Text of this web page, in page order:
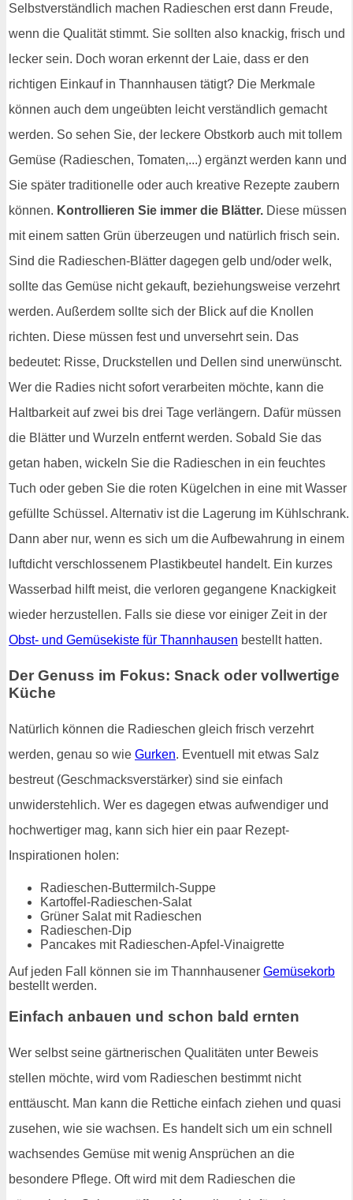
Selbstverständlich machen Radieschen erst dann Freude,
wenn die Qualität stimmt. Sie sollten also knackig, frisch und
lecker sein. Doch woran erkennt der Laie, dass er den
richtigen Einkauf in Thannhausen tätigt? Die Merkmale
können auch dem ungeübten leicht verständlich gemacht
werden. So sehen Sie, der leckere Obstkorb auch mit tollem
Gemüse (Radieschen, Tomaten,...) ergänzt werden kann und
Sie später traditionelle oder auch kreative Rezepte zaubern
können. Kontrollieren Sie immer die Blätter. Diese müssen
mit einem satten Grün überzeugen und natürlich frisch sein.
Sind die Radieschen-Blätter dagegen gelb und/oder welk,
sollte das Gemüse nicht gekauft, beziehungsweise verzehrt
werden. Außerdem sollte sich der Blick auf die Knollen
richten. Diese müssen fest und unversehrt sein. Das
bedeutet: Risse, Druckstellen und Dellen sind unerwünscht.
Wer die Radies nicht sofort verarbeiten möchte, kann die
Haltbarkeit auf zwei bis drei Tage verlängern. Dafür müssen
die Blätter und Wurzeln entfernt werden. Sobald Sie das
getan haben, wickeln Sie die Radieschen in ein feuchtes
Tuch oder geben Sie die roten Kügelchen in eine mit Wasser
gefüllte Schüssel. Alternativ ist die Lagerung im Kühlschrank.
Dann aber nur, wenn es sich um die Aufbewahrung in einem
luftdicht verschlossenem Plastikbeutel handelt. Ein kurzes
Wasserbad hilft meist, die verloren gegangene Knackigkeit
wieder herzustellen. Falls sie diese vor einiger Zeit in der
Obst- und Gemüsekiste für Thannhausen bestellt hatten.
Der Genuss im Fokus: Snack oder vollwertige
Küche
Natürlich können die Radieschen gleich frisch verzehrt
werden, genau so wie Gurken. Eventuell mit etwas Salz
bestreut (Geschmacksverstärker) sind sie einfach
unwiderstehlich. Wer es dagegen etwas aufwendiger und
hochwertiger mag, kann sich hier ein paar Rezept-
Inspirationen holen:
Radieschen-Buttermilch-Suppe
Kartoffel-Radieschen-Salat
Grüner Salat mit Radieschen
Radieschen-Dip
Pancakes mit Radieschen-Apfel-Vinaigrette
Auf jeden Fall können sie im Thannhausener Gemüsekorb
bestellt werden.
Einfach anbauen und schon bald ernten
Wer selbst seine gärtnerischen Qualitäten unter Beweis
stellen möchte, wird vom Radieschen bestimmt nicht
enttäuscht. Man kann die Rettiche einfach ziehen und quasi
zusehen, wie sie wachsen. Es handelt sich um ein schnell
wachsendes Gemüse mit wenig Ansprüchen an die
besondere Pflege. Oft wird mit dem Radieschen die